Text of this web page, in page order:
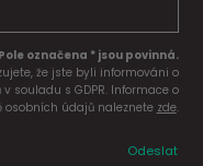
Pole označena * jsou povinná.
že jste byli informováni o
souladu s GDPR. Informace o
osobních údajů naleznete zde.
Odeslat